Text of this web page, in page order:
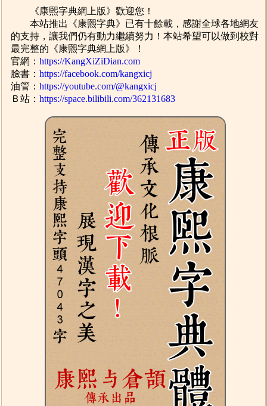
《康熙字典網上版》歡迎您！
本站推出《康熙字典》已有十餘載，感謝全球各地網友
的支持，讓我們仍有動力繼續努力！本站希望可以做到校對
最完整的《康熙字典網上版》！
官網：https://KangXiZiDian.com
臉書：https://facebook.com/kangxicj
油管：https://youtube.com/@kangxicj
Ｂ站：https://space.bilibili.com/362131683